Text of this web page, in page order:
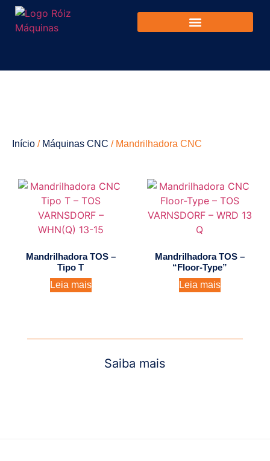
Início / Máquinas CNC / Mandrilhadora CNC
Mandrilhadora TOS –
Tipo T
Leia mais
Mandrilhadora TOS –
“Floor-Type”
Leia mais
Saiba mais